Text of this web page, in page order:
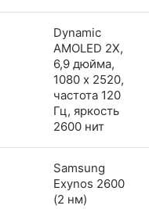
Dynamic
AMOLED 2X,
6,9 дюйма,
1080 x 2520,
частота 120
Гц, яркость
2600 нит
Samsung
Exynos 2600
(2 нм)